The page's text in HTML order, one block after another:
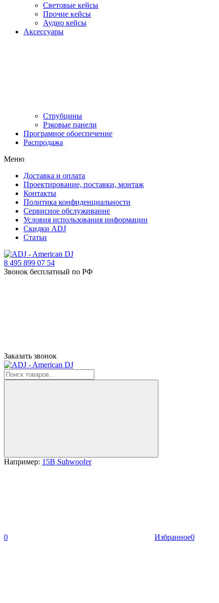
Световые кейсы
Прочие кейсы
Аудио кейсы
Аксессуары
Струбцины
Рэковые панели
Програмное обоеспечение
Распродажа
Меню
Доставка и оплата
Проектирование, поставки, монтаж
Контакты
Политика конфиденциальности
Сервисное обслуживание
Условия использования информации
Скидки ADJ
Статьи
8 495 899 07 54
Звонок бесплатный по РФ
Заказать звонок
Например: 15B Subwoofer
0 Избранное0